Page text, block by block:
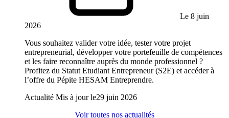
Le 8 juin
2026
Vous souhaitez valider votre idée, tester votre projet
entrepreneurial, développer votre portefeuille de compétences
et les faire reconnaître auprès du monde professionnel ?
Profitez du Statut Etudiant Entrepreneur (S2E) et accéder à
l’offre du Pépite HESAM Entreprendre.
Actualité Mis à jour le29 juin 2026
Voir toutes nos actualités